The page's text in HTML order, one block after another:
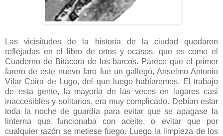
Las vicisitudes de la historia de la ciudad quedaron
reflejadas en el libro de ortos y ocasos, que es como el
Cuaderno de Bitácora de los barcos. Parece que el primer
farero de este nuevo faro fue un gallego, Anselmo Antonio
Vilar Coira de Lugo, del que luego hablaremos. El trabajo
de esta gente, la mayoría de las veces en lugares casi
inaccesibles y solitarios, era muy complicado. Debían estar
toda la noche de guardia para evitar que se apagase la
linterna que funcionaba con aceite, o evitar que por
cualquier razón se metiese fuego. Luego la limpieza de los